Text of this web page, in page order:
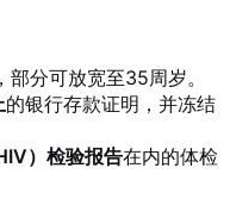
，部分可放宽至35周岁。
的银行存款证明，并冻结
）检验报告在内的体检